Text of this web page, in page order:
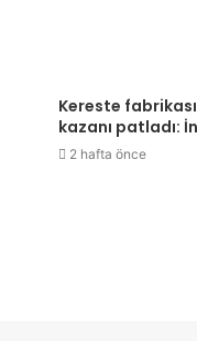
Kereste
kazanı patladı:
2 hafta önce